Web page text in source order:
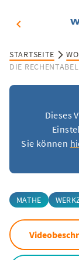
STARTSEITE
DIE
Dieses
Sie können
MATHE